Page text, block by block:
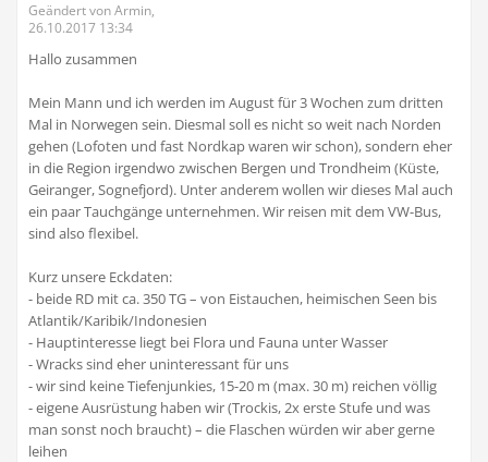
Geändert von Armin,
26.10.2017 13:34
Hallo zusammen
Mein Mann und ich werden im August für 3 Wochen zum dritten
Mal in Norwegen sein. Diesmal soll es nicht so weit nach Norden
gehen (Lofoten und fast Nordkap waren wir schon), sondern eher
in die Region irgendwo zwischen Bergen und Trondheim (Küste,
Geiranger, Sognefjord). Unter anderem wollen wir dieses Mal auch
ein paar Tauchgänge unternehmen. Wir reisen mit dem VW-Bus,
sind also flexibel.
Kurz unsere Eckdaten:
- beide RD mit ca. 350 TG – von Eistauchen, heimischen Seen bis
Atlantik/Karibik/Indonesien
- Hauptinteresse liegt bei Flora und Fauna unter Wasser
- Wracks sind eher uninteressant für uns
- wir sind keine Tiefenjunkies, 15-20 m (max. 30 m) reichen völlig
- eigene Ausrüstung haben wir (Trockis, 2x erste Stufe und was
man sonst noch braucht) – die Flaschen würden wir aber gerne
leihen